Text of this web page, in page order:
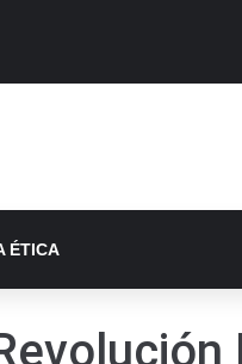
ÉTICA